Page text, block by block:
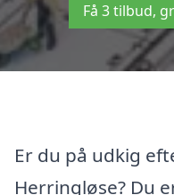
Få 3 tilbud,
Er du på udkig
Herringløse? Du